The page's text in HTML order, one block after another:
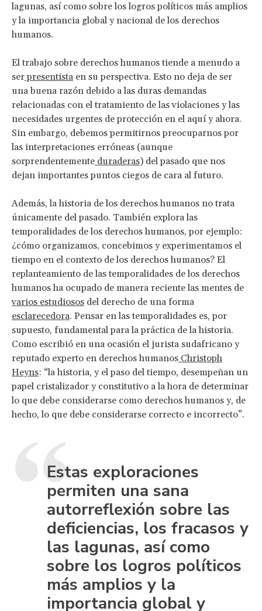
lagunas, así como sobre los logros políticos más amplios
y la importancia global y nacional de los derechos
humanos.
El trabajo sobre derechos humanos tiende a menudo a
serpresentista en su perspectiva. Esto no deja de ser
una buena razón debido a las duras demandas
relacionadas con el tratamiento de las violaciones y las
necesidades urgentes de protección en el aquí y ahora.
Sin embargo, debemos permitirnos preocuparnos por
las interpretaciones erróneas (aunque
sorprendentemente duraderas) del pasado que nos
dejan importantes puntos ciegos de cara al futuro.
Además, la historia de los derechos humanos no trata
únicamente del pasado. También explora las
temporalidades de los derechos humanos, por ejemplo:
¿cómo organizamos, concebimos y experimentamos el
tiempo en el contexto de los derechos humanos? El
replanteamiento de las temporalidades de los derechos
humanos ha ocupado de manera reciente las mentes de
varios estudiosos del derecho de una forma
esclarecedora. Pensar en las temporalidades es, por
supuesto, fundamental para la práctica de la historia.
Como escribió en una ocasión el jurista sudafricano y
reputado experto en derechos humanos Christoph
Heyns: “la historia, y el paso del tiempo, desempeñan un
papel cristalizador y constitutivo a la hora de determinar
lo que debe considerarse como derechos humanos y, de
hecho, lo que debe considerarse correcto e incorrecto”.
Estas exploraciones
permiten una sana
autorreflexión sobre las
deficiencias, los fracasos y
las lagunas, así como
sobre los logros políticos
más amplios y la
importancia global y